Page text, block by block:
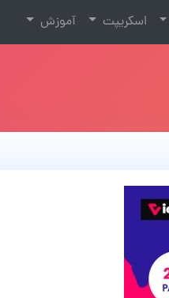
اسکریپت آموزش